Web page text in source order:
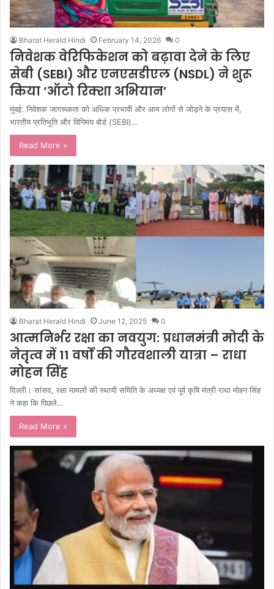
Bharat Herald Hindi February 14, 2026 0
निवेशक वेरिफिकेशन को बढ़ावा देने के लिए
सेबी (SEBI) और एनएसडीएल (NSDL) ने शुरू
किया ‘ऑटो रिक्शा अभियान’
मुंबई: निवेशक जागरूकता को अधिक प्रभावी और आम लोगों से जोड़ने के प्रयास में,
भारतीय प्रतिभूति और विनिमय बोर्ड (SEBI)…
Read More »
Bharat Herald Hindi June 12, 2025 0
आत्मनिर्भर रक्षा का नवयुग: प्रधानमंत्री मोदी के
नेतृत्व में 11 वर्षों की गौरवशाली यात्रा – राधा
मोहन सिंह
दिल्ली। सांसद, रक्षा मामलों की स्थायी समिति के अध्यक्ष एवं पूर्व कृषि मंत्री राधा मोहन सिंह
ने कहा कि पिछले…
Read More »